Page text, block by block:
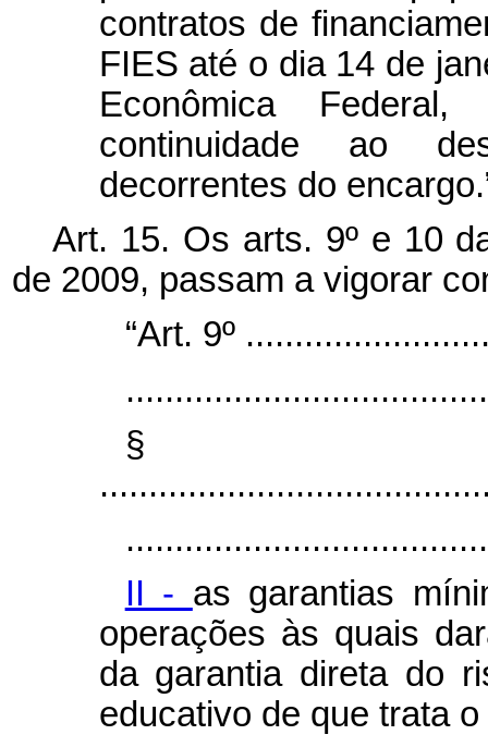
contratos de
FIES até o dia 14 de
Econômica
continuidade ao
decorrentes do
Art. 15. Os arts. 9º e 10
de 2009, passam a vigorar
“Art. 9º
§
II - as garantias
operações às quais
da garantia direta do
educativo de que trata